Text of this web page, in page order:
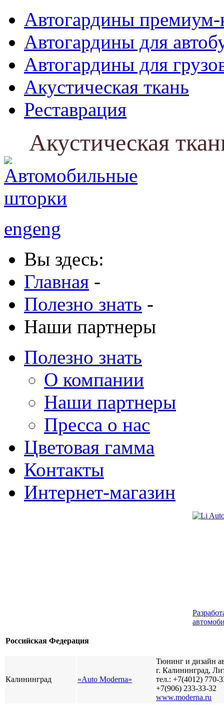
Автогардины премиум-
Автогардины для
Автогардины для
Акустическая ткань
Реставрация
Акустическая
engeng
Вы здесь:
Главная -
Полезно знать -
Наши партнеры
Полезно знать
О компании
Наши партнеры
Пресса о нас
Цветовая гамма
Контакты
Интернет-магазин
Российская Федерация
Калининград «Auto Moderna»
Тюнинг и дизайн
г. Калининград,
тел.: +7(4012) 770-
+7(906) 233-33-32
www.moderna.ru